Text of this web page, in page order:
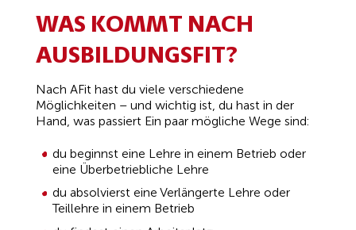
WAS KOMMT NACH
AUSBILDUNGSFIT?
Nach AFit hast du viele verschiedene
Möglichkeiten – und wichtig ist, du hast in der
Hand, was passiert Ein paar mögliche Wege sind:
du beginnst eine Lehre in einem Betrieb oder
eine Überbetriebliche Lehre
du absolvierst eine Verlängerte Lehre oder
Teillehre in einem Betrieb